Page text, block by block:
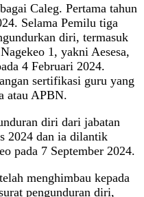
Caleg. Pertama tahun
Selama Pemilu tiga
diri, termasuk
1, yakni Aesesa,
4 Februari 2024.
sertifikasi guru yang
atau APBN.
diri dari jabatan
2024 dan ia dilantik
pada 7 September 2024.
menghimbau kepada
pengunduran diri,